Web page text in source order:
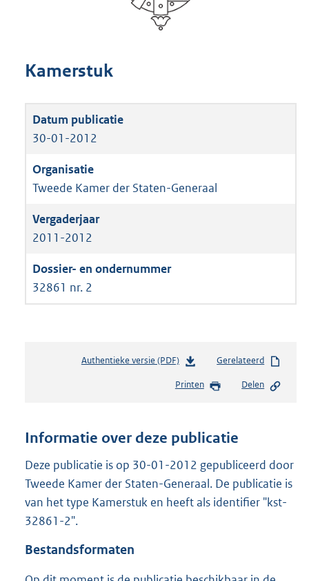
Kamerstuk
30-01-2012
Tweede Kamer der Staten-Generaal
2011-2012
32861 nr. 2
Authentieke versie (PDF)b
s
n
s
r
o
:
Gerelateerd
Printen Delen
Informatie over deze publicatie
Deze publicatie is op 30-01-2012 gepubliceerd door
Tweede Kamer der Staten-Generaal. De publicatie is
van het type Kamerstuk en heeft als identifier "kst-
32861-2".
Bestandsformaten